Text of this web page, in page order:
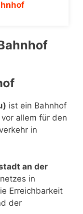
ist ein Bahnhof
allem für den
in
an der
in
Erreichbarkeit
der